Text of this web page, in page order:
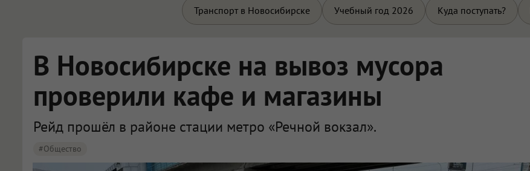
Транспорт в Новосибирске Учебный год 2026 Куда поступать?
В Новосибирске на вывоз мусора
проверили кафе и магазины
Рейд прошёл в районе стации метро «Речной вокзал».
#Общество